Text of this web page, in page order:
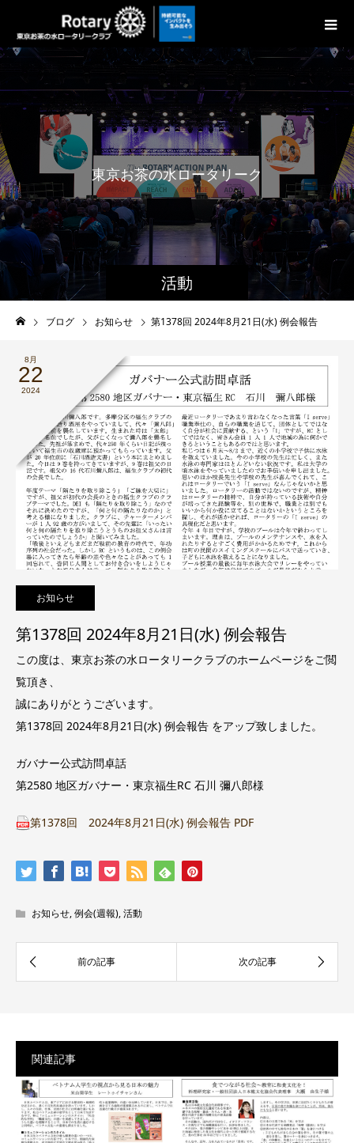
活動
東 京お茶の水ロータリークラブ の
ブログ お知らせ 第1378回 2024年8月21日(水) 例会報告
8月
22
2024
お知らせ
第1378回 2024年8月21日(水) 例会報告
この度は、東京お茶の水ロータリークラブのホームページをご閲
覧頂き、
誠にありがとうございます。
第1378回 2024年8月21日(水) 例会報告 をアップ致しました。
ガバナー公式訪問卓話
第2580 地区ガバナー・東京福生RC 石川 彌八郎様
第1378回 2024年8月21日(水) 例会報告 PDF
お知らせ,例会(週報),活動
関連記事